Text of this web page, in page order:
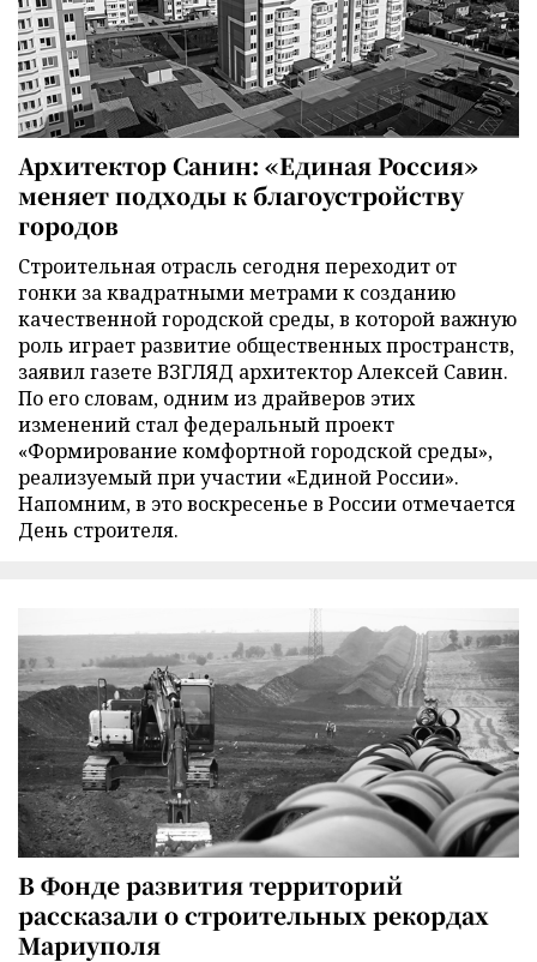
Архитектор Санин: «Единая Россия»
меняет подходы к благоустройству
городов
Строительная отрасль сегодня переходит от
гонки за квадратными метрами к созданию
качественной городской среды, в которой важную
роль играет развитие общественных пространств,
заявил газете ВЗГЛЯД архитектор Алексей Савин.
По его словам, одним из драйверов этих
изменений стал федеральный проект
«Формирование комфортной городской среды»,
реализуемый при участии «Единой России».
Напомним, в это воскресенье в России отмечается
День строителя.
В Фонде развития территорий
рассказали о строительных рекордах
Мариуполя